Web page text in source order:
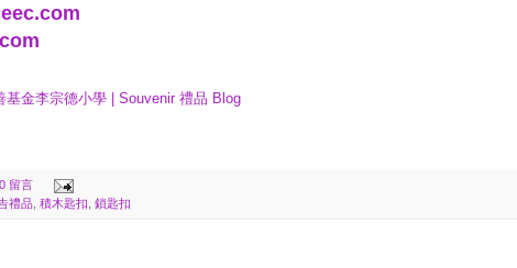
基金李宗德小學 | Souvenir 禮品 Blog
0 留言
禮品 積木匙扣 鎖匙扣